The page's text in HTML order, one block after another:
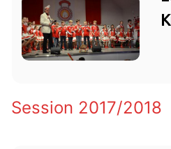
Session 2017/2018